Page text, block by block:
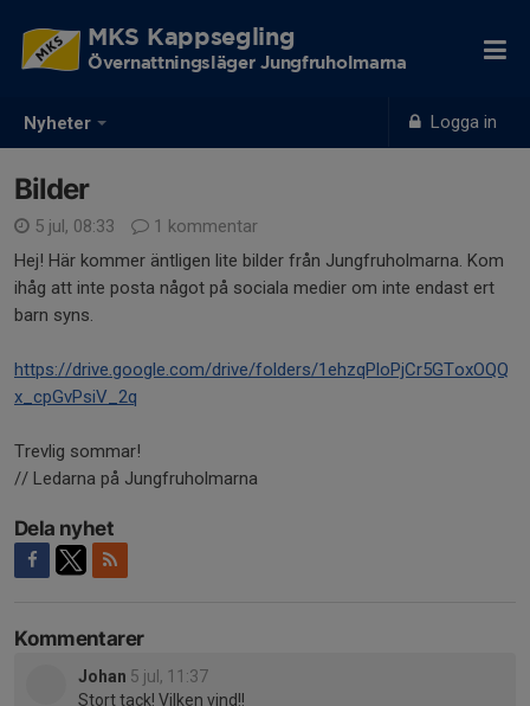
Nyheter Logga in
MKS Kappsegling
Övernattningsläger Jungfruholmarna
Bilder
5 jul, 08:33
1 kommentar
Hej! Här kommer äntligen lite bilder från Jungfruholmarna. Kom
ihåg att inte posta något på sociala medier om inte endast ert
barn syns.
https://drive.google.com/drive/folders/1ehzqPloPjCr5GToxOQQ
x_cpGvPsiV_2q
Trevlig sommar!
// Ledarna på Jungfruholmarna
Dela nyhet
Kommentarer
Johan 5 jul, 11:37
Stort tack! Vilken vind!!